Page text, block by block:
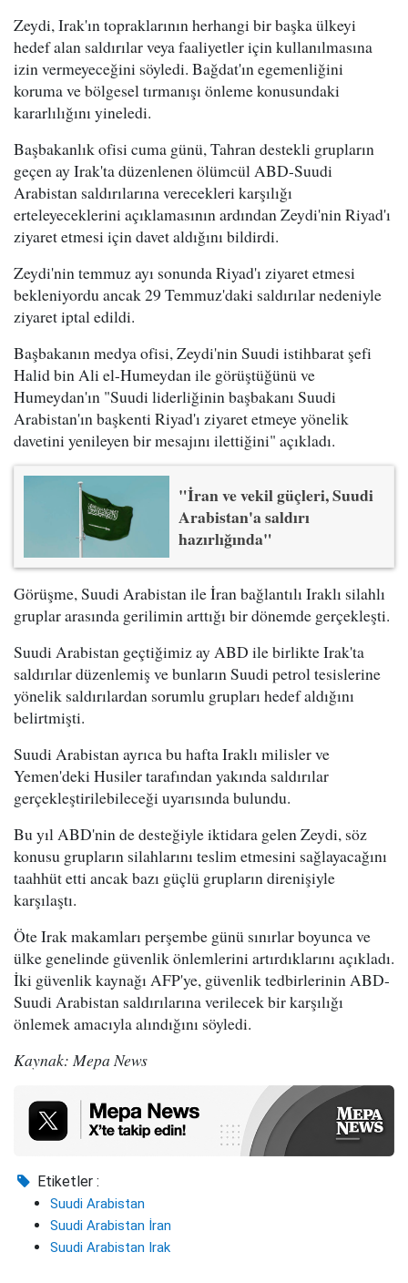
Zeydi, Irak'ın topraklarının herhangi bir başka ülkeyi
hedef alan saldırılar veya faaliyetler için kullanılmasına
izin vermeyeceğini söyledi. Bağdat'ın egemenliğini
koruma ve bölgesel tırmanışı önleme konusundaki
kararlılığını yineledi.
Başbakanlık ofisi cuma günü, Tahran destekli grupların
geçen ay Irak'ta düzenlenen ölümcül ABD-Suudi
Arabistan saldırılarına verecekleri karşılığı
erteleyeceklerini açıklamasının ardından Zeydi'nin Riyad'ı
ziyaret etmesi için davet aldığını bildirdi.
Zeydi'nin temmuz ayı sonunda Riyad'ı ziyaret etmesi
bekleniyordu ancak 29 Temmuz'daki saldırılar nedeniyle
ziyaret iptal edildi.
Başbakanın medya ofisi, Zeydi'nin Suudi istihbarat şefi
Halid bin Ali el-Humeydan ile görüştüğünü ve
Humeydan'ın "Suudi liderliğinin başbakanı Suudi
Arabistan'ın başkenti Riyad'ı ziyaret etmeye yönelik
davetini yenileyen bir mesajını ilettiğini" açıkladı.
"İran ve vekil güçleri, Suudi
Arabistan'a saldırı
hazırlığında"
Görüşme, Suudi Arabistan ile İran bağlantılı Iraklı silahlı
gruplar arasında gerilimin arttığı bir dönemde gerçekleşti.
Suudi Arabistan geçtiğimiz ay ABD ile birlikte Irak'ta
saldırılar düzenlemiş ve bunların Suudi petrol tesislerine
yönelik saldırılardan sorumlu grupları hedef aldığını
belirtmişti.
Suudi Arabistan ayrıca bu hafta Iraklı milisler ve
Yemen'deki Husiler tarafından yakında saldırılar
gerçekleştirilebileceği uyarısında bulundu.
Bu yıl ABD'nin de desteğiyle iktidara gelen Zeydi, söz
konusu grupların silahlarını teslim etmesini sağlayacağını
taahhüt etti ancak bazı güçlü grupların direnişiyle
karşılaştı.
Öte Irak makamları perşembe günü sınırlar boyunca ve
ülke genelinde güvenlik önlemlerini artırdıklarını açıkladı.
İki güvenlik kaynağı AFP'ye, güvenlik tedbirlerinin ABD-
Suudi Arabistan saldırılarına verilecek bir karşılığı
önlemek amacıyla alındığını söyledi.
Kaynak: Mepa News
Etiketler :
Suudi Arabistan
Suudi Arabistan İran
Suudi Arabistan Irak